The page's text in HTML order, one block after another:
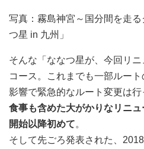
写真：霧島神宮～国分間を走
つ星 in 九州」
そんな「ななつ星が、今回リ
コース。これまでも一部ルー
影響で緊急的なルート変更は行
食事も含めた大がかりなリニ
開始以降初めて。
そして先ごろ発表された、